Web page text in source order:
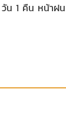
วัน 1 คืน หน้าฝ